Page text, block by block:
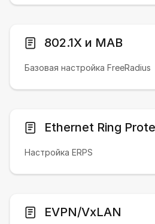
802.1X и MAB
Базовая настройка FreeRadius
Ethernet Ring
Настройка ERPS
EVPN/VxLAN